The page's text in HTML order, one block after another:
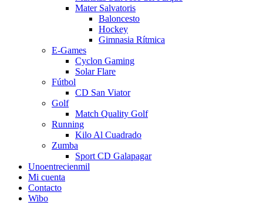
Mater Salvatoris
Baloncesto
Hockey
Gimnasia Rítmica
E-Games
Cyclon Gaming
Solar Flare
Fútbol
CD San Viator
Golf
Match Quality Golf
Running
Kilo Al Cuadrado
Zumba
Sport CD Galapagar
Unoentrecienmil
Mi cuenta
Contacto
Wibo